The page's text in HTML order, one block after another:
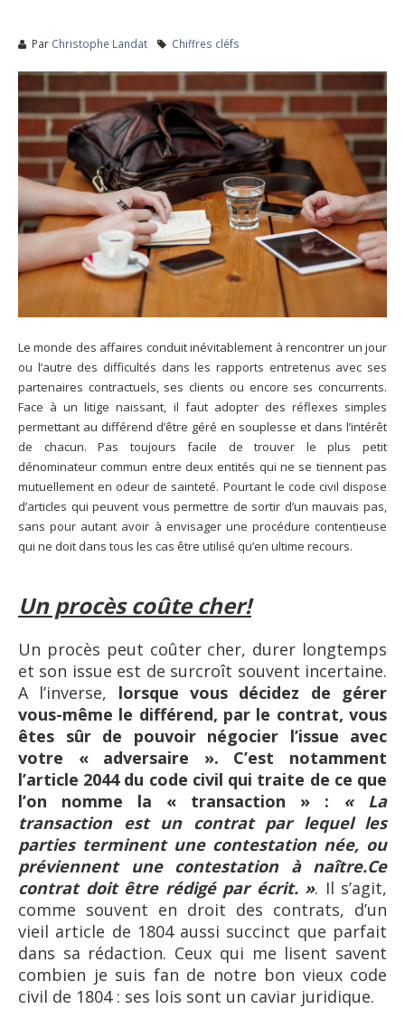
Par Christophe Landat Chiffres cléfs
Le monde des affaires conduit inévitablement à rencontrer un jour
ou l’autre des difficultés dans les rapports entretenus avec ses
partenaires contractuels, ses clients ou encore ses concurrents.
Face à un litige naissant, il faut adopter des réflexes simples
permettant au différend d’être géré en souplesse et dans l’intérêt
de chacun. Pas toujours facile de trouver le plus petit
dénominateur commun entre deux entités qui ne se tiennent pas
mutuellement en odeur de sainteté. Pourtant le code civil dispose
d’articles qui peuvent vous permettre de sortir d’un mauvais pas,
sans pour autant avoir à envisager une procédure contentieuse
qui ne doit dans tous les cas être utilisé qu’en ultime recours.
Un procès coûte cher!
Un procès peut coûter cher, durer longtemps
et son issue est de surcroît souvent incertaine.
A l’inverse, lorsque vous décidez de gérer
vous-même le différend, par le contrat, vous
êtes sûr de pouvoir négocier l’issue avec
votre « adversaire ». C’est notamment
l’article 2044 du code civil qui traite de ce que
l’on nomme la « transaction » : « La
transaction est un contrat par lequel les
parties terminent une contestation née, ou
préviennent une contestation à naître.Ce
contrat doit être rédigé par écrit. ». Il s’agit,
comme souvent en droit des contrats, d’un
vieil article de 1804 aussi succinct que parfait
dans sa rédaction. Ceux qui me lisent savent
combien je suis fan de notre bon vieux code
civil de 1804 : ses lois sont un caviar juridique.